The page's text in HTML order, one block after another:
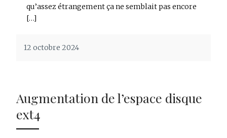
qu’assez étrangement ça ne semblait pas encore
[…]
12 octobre 2024
Augmentation de l’espace disque
ext4